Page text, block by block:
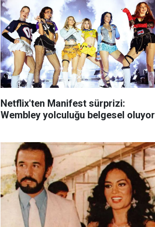
Netflix'ten Manifest sürprizi:
Wembley yolculuğu belgesel oluyor